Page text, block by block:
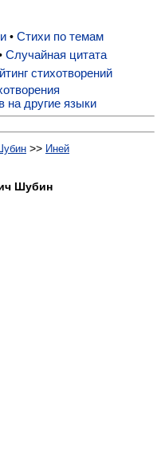
• Стихи по темам
Случайная цитата
стихотворений
на другие языки
>> Иней
Шубин